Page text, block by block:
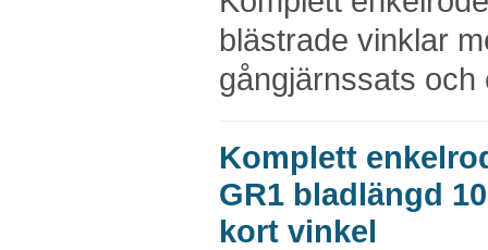
blästrade vinklar
gångjärnssats och
Komplett
GR1 bladlängd
kort vinkel